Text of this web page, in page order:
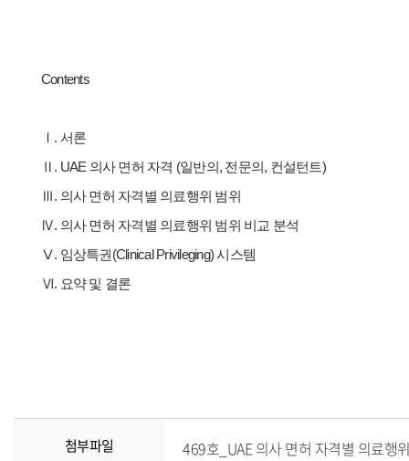
Contents
Ⅰ. 서론
Ⅱ. UAE 의사 면허 자격 (일반의, 전문의, 컨설턴트)
Ⅲ. 의사 면허 자격별 의료행위 범위
Ⅳ. 의사 면허 자격별 의료행위 범위 비교 분석
Ⅴ. 임상특권(Clinical Privileging) 시스템
Ⅵ. 요약 및 결론
첨부파일 469호_UAE 의사 면허 자격별 의료행